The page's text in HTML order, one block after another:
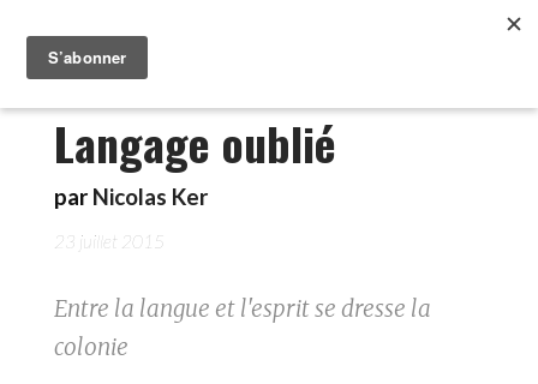
Langage oublié
par Nicolas Ker
23 juillet 2015
Entre la langue et l'esprit se dresse la
colonie